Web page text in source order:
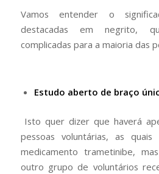
Vamos entender o
destacadas em negrito,
complicadas para a maioria das
Estudo aberto de braço
Isto quer dizer que haverá
pessoas voluntárias, as
medicamento trametinibe,
outro grupo de voluntários